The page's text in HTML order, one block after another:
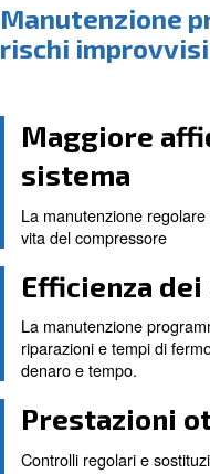
rischi
Maggiore
sistema
La manutenzione